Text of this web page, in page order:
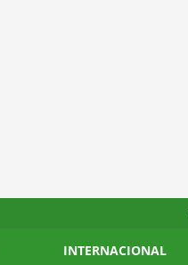
INTERNACIONAL